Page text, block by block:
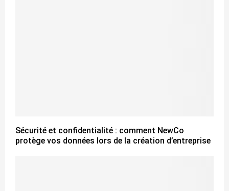
Sécurité et confidentialité : comment NewCo
protège vos données lors de la création d’entreprise